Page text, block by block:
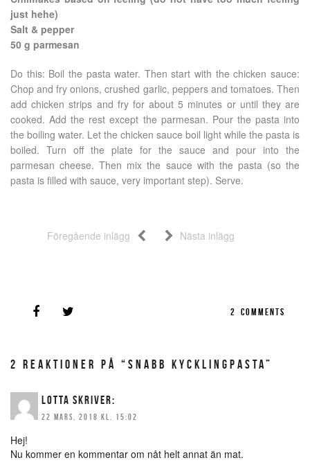
just hehe)
Salt & pepper
50 g parmesan
Do this: Boil the pasta water. Then start with the chicken sauce:
Chop and fry onions, crushed garlic, peppers and tomatoes. Then
add chicken strips and fry for about 5 minutes or until they are
cooked. Add the rest except the parmesan. Pour the pasta into
the boiling water. Let the chicken sauce boil light while the pasta is
boiled. Turn off the plate for the sauce and pour into the
parmesan cheese. Then mix the sauce with the pasta (so the
pasta is filled with sauce, very important step). Serve.
Föregående inlägg Nästa inlägg
2 COMMENTS
2 REAKTIONER PÅ “SNABB KYCKLINGPASTA”
LOTTA SKRIVER:
22 MARS, 2018 KL. 15:02
Hej!
Nu kommer en kommentar om nåt helt annat än mat.